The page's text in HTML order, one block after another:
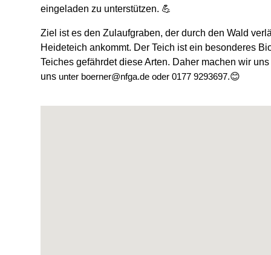
eingeladen zu unterstützen. 💪
Ziel ist es den Zulaufgraben, der durch den Wald
Heideteich ankommt. Der Teich ist ein besonderes
Teiches gefährdet diese Arten. Daher machen wir
uns unter boerner@nfga.de oder 0177 9293697.😊